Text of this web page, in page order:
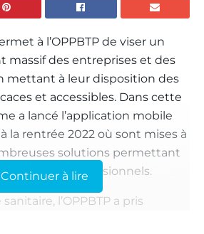
à l’OPPBTP de viser un
massif des entreprises et des
mettant à leur disposition des
et accessibles. Dans cette
a lancé l’application mobile
la rentrée 2022 où sont mises à
solutions permettant
des professionnels.
l’OPPBTP a pris
Continuer à lire